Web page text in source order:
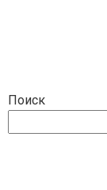
Поиск